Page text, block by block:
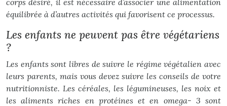
corps désiré, il est nécessaire d’associer une alimentation
équilibrée à d’autres activités qui favorisent ce processus.
Les enfants ne peuvent pas être végétariens
?
Les enfants sont libres de suivre le régime végétalien avec
leurs parents, mais vous devez suivre les conseils de votre
nutritionniste. Les céréales, les légumineuses, les noix et
les aliments riches en protéines et en omega- 3 sont